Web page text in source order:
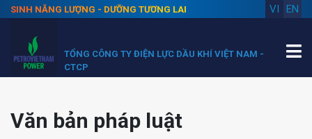
SINH NĂNG LƯỢNG - DƯỠNG TƯƠNG LAI EN
VI
TỔNG CÔNG TY ĐIỆN LỰC DẦU KHÍ VIỆT NAM -
CTCP
Văn bản pháp luật